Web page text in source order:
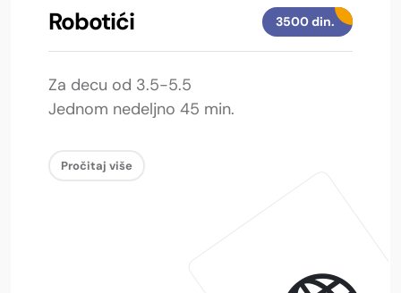
Robotići 3500 din.
Za decu od 3.5-5.5
Jednom nedeljno 45 min.
Pročitaj više